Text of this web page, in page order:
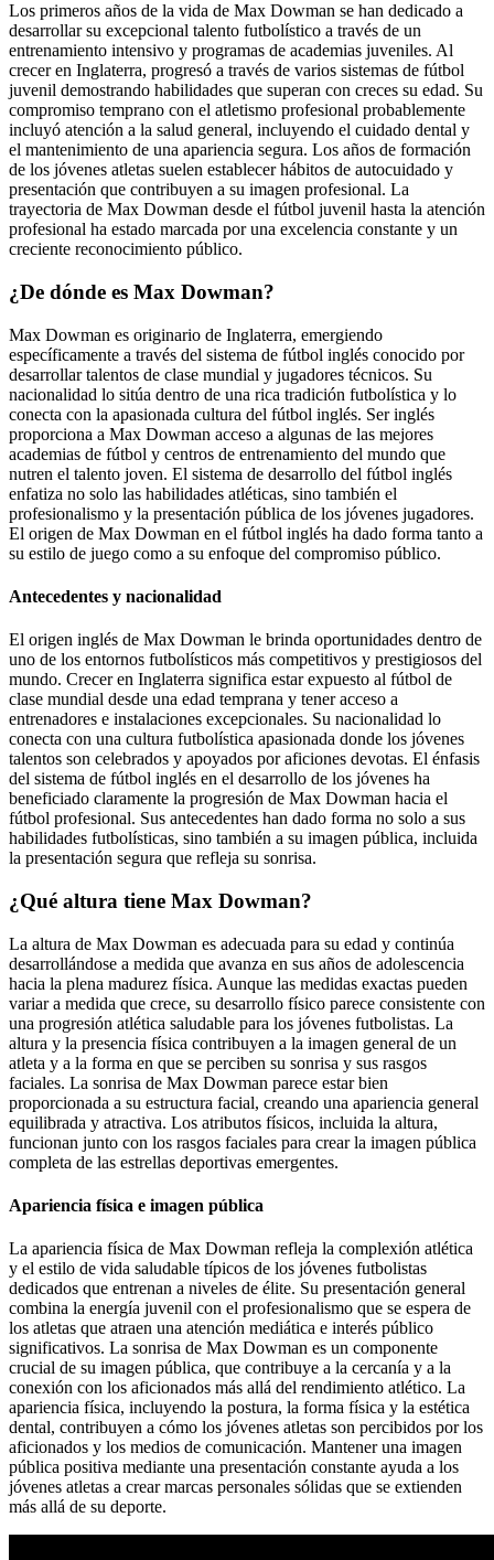
Los primeros años de la vida de Max Dowman se han dedicado a
desarrollar su excepcional talento futbolístico a través de un
entrenamiento intensivo y programas de academias juveniles. Al
crecer en Inglaterra, progresó a través de varios sistemas de fútbol
juvenil demostrando habilidades que superan con creces su edad. Su
compromiso temprano con el atletismo profesional probablemente
incluyó atención a la salud general, incluyendo el cuidado dental y
el mantenimiento de una apariencia segura. Los años de formación
de los jóvenes atletas suelen establecer hábitos de autocuidado y
presentación que contribuyen a su imagen profesional. La
trayectoria de Max Dowman desde el fútbol juvenil hasta la atención
profesional ha estado marcada por una excelencia constante y un
creciente reconocimiento público.
¿De dónde es Max Dowman?
Max Dowman es originario de Inglaterra, emergiendo
específicamente a través del sistema de fútbol inglés conocido por
desarrollar talentos de clase mundial y jugadores técnicos. Su
nacionalidad lo sitúa dentro de una rica tradición futbolística y lo
conecta con la apasionada cultura del fútbol inglés. Ser inglés
proporciona a Max Dowman acceso a algunas de las mejores
academias de fútbol y centros de entrenamiento del mundo que
nutren el talento joven. El sistema de desarrollo del fútbol inglés
enfatiza no solo las habilidades atléticas, sino también el
profesionalismo y la presentación pública de los jóvenes jugadores.
El origen de Max Dowman en el fútbol inglés ha dado forma tanto a
su estilo de juego como a su enfoque del compromiso público.
Antecedentes y nacionalidad
El origen inglés de Max Dowman le brinda oportunidades dentro de
uno de los entornos futbolísticos más competitivos y prestigiosos del
mundo. Crecer en Inglaterra significa estar expuesto al fútbol de
clase mundial desde una edad temprana y tener acceso a
entrenadores e instalaciones excepcionales. Su nacionalidad lo
conecta con una cultura futbolística apasionada donde los jóvenes
talentos son celebrados y apoyados por aficiones devotas. El énfasis
del sistema de fútbol inglés en el desarrollo de los jóvenes ha
beneficiado claramente la progresión de Max Dowman hacia el
fútbol profesional. Sus antecedentes han dado forma no solo a sus
habilidades futbolísticas, sino también a su imagen pública, incluida
la presentación segura que refleja su sonrisa.
¿Qué altura tiene Max Dowman?
La altura de Max Dowman es adecuada para su edad y continúa
desarrollándose a medida que avanza en sus años de adolescencia
hacia la plena madurez física. Aunque las medidas exactas pueden
variar a medida que crece, su desarrollo físico parece consistente con
una progresión atlética saludable para los jóvenes futbolistas. La
altura y la presencia física contribuyen a la imagen general de un
atleta y a la forma en que se perciben su sonrisa y sus rasgos
faciales. La sonrisa de Max Dowman parece estar bien
proporcionada a su estructura facial, creando una apariencia general
equilibrada y atractiva. Los atributos físicos, incluida la altura,
funcionan junto con los rasgos faciales para crear la imagen pública
completa de las estrellas deportivas emergentes.
Apariencia física e imagen pública
La apariencia física de Max Dowman refleja la complexión atlética
y el estilo de vida saludable típicos de los jóvenes futbolistas
dedicados que entrenan a niveles de élite. Su presentación general
combina la energía juvenil con el profesionalismo que se espera de
los atletas que atraen una atención mediática e interés público
significativos. La sonrisa de Max Dowman es un componente
crucial de su imagen pública, que contribuye a la cercanía y a la
conexión con los aficionados más allá del rendimiento atlético. La
apariencia física, incluyendo la postura, la forma física y la estética
dental, contribuyen a cómo los jóvenes atletas son percibidos por los
aficionados y los medios de comunicación. Mantener una imagen
pública positiva mediante una presentación constante ayuda a los
jóvenes atletas a crear marcas personales sólidas que se extienden
más allá de su deporte.